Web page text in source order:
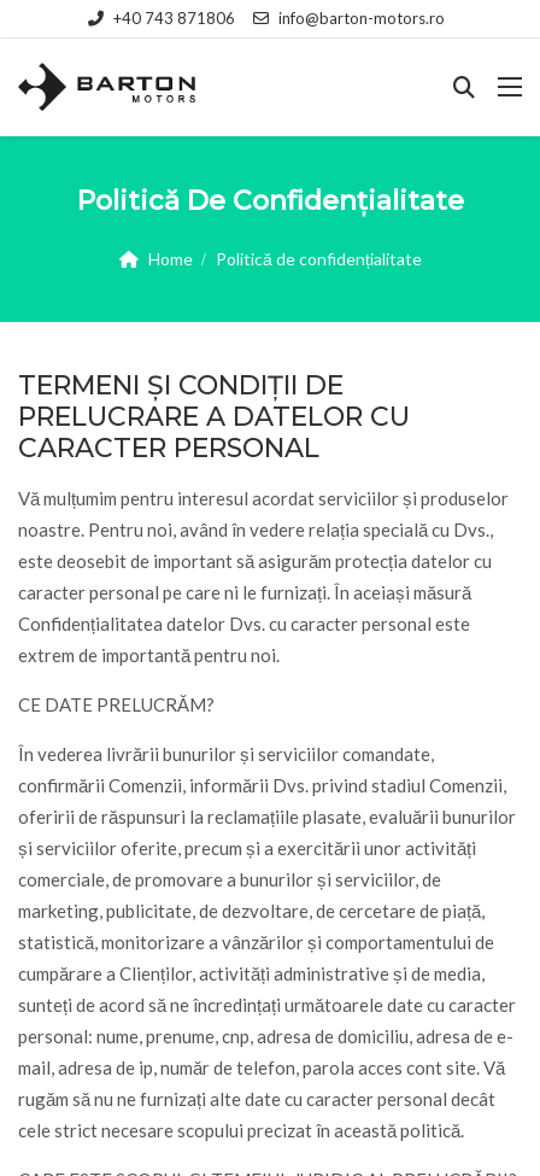
+40 743 871806 info@barton-motors.ro
Politică De Confidențialitate
Home Politică de confidențialitate
TERMENI ȘI CONDIȚII DE
PRELUCRARE A DATELOR CU
CARACTER PERSONAL
Vă mulțumim pentru interesul acordat serviciilor și produselor
noastre. Pentru noi, având în vedere relația specială cu Dvs.,
este deosebit de important să asigurăm protecția datelor cu
caracter personal pe care ni le furnizați. În aceiași măsură
Confidențialitatea datelor Dvs. cu caracter personal este
extrem de importantă pentru noi.
CE DATE PRELUCRĂM?
În vederea livrării bunurilor și serviciilor comandate,
confirmării Comenzii, informării Dvs. privind stadiul Comenzii,
oferirii de răspunsuri la reclamațiile plasate, evaluării bunurilor
și serviciilor oferite, precum și a exercitării unor activități
comerciale, de promovare a bunurilor și serviciilor, de
marketing, publicitate, de dezvoltare, de cercetare de piață,
statistică, monitorizare a vânzărilor și comportamentului de
cumpărare a Clienților, activități administrative și de media,
sunteți de acord să ne încredințați următoarele date cu caracter
personal: nume, prenume, cnp, adresa de domiciliu, adresa de e-
mail, adresa de ip, număr de telefon, parola acces cont site. Vă
rugăm să nu ne furnizați alte date cu caracter personal decât
cele strict necesare scopului precizat în această politică.